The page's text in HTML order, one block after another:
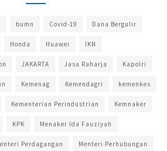
bumn Covid-19 Dana Bergulir
Honda Huawei IKN
JAKARTA Jasa Raharja Kapolri
Kemenag Kemendagri kemenkes
Kementerian Perindustrian Kemnaker
KPK Menaker Ida Fauziyah
Perdagangan Menteri Perhubungan